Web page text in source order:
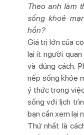
Theo anh làm
sống khoẻ
hồn?
Giá trị lớn của
lại ít người
và đúng cách.
nếp sống khỏe
ý thức trong
sống với lịch
bạn cần xem lại
Thứ nhất là